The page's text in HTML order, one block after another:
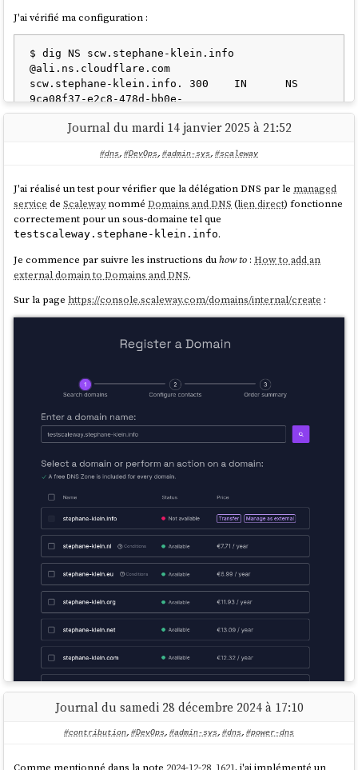
J'ai vérifié ma configuration :
$ dig NS scw.stephane-klein.info
@ali.ns.cloudflare.com
scw.stephane-klein.info. 300    IN      NS
9ca08f37-e2c8-478d-bb0e-
8a525db976b9.ns0.dom.scw.cloud.
scw.stephane-klein.info. 300    IN      NS
8a525db976b9.ns1.dom.scw.cloud.
J'ai attendu plus d'une heure et cette méthode de validation n'a toujours
pas fonctionné.
Je pense que cela ne fonctionne pas 🤔.
Je vais créer un ticket de supportScalewaypour savoir si c'est un bug
2025-01-17 : réponse que j'ai reçu :
Notre équipe produit est revenue vers nous pour nous indiquer
qu’en effet il y a un défaut de documentation.
Ce process alternatif ne fonctionne que sur la racine des
domaines pas sur un sous domaine.
C’était pour les tlds qui ne donnent pas de DNS par défaut aux
clients.
Conclusion : la documentation était imprécise, ce que j'ai essayé de
réaliser ne peut pas fonctionner.
Journal du mardi 14 janvier 2025 à 21:52
#dns, #DevOps, #admin-sys, #scaleway
J'ai réalisé un test pour vérifier que la délégation DNS par le managed
service deScalewaynomméDomains and DNS (lien direct) fonctionne
correctement pour un sous-domaine tel que
testscaleway.stephane-klein.info.
Je commence par suivre les instructions duhow to :How to add an
external domain to Domains and DNS.
Sur la page https://console.scaleway.com/domains/internal/create :
Journal du samedi 28 décembre 2024 à 17:10
#contribution, #DevOps, #admin-sys, #dns, #power-dns